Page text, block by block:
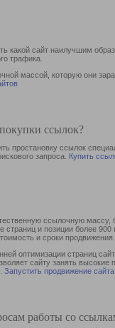
сайт наилучшим
трафика.
массой, которую они
ссылок?
простановку ссылок
запроса. Купить
ссылочную
страниц и позиции более
и сроки продвижения.
оптимизации страниц
сайту занять
Запустить продвижение сайта
работы со